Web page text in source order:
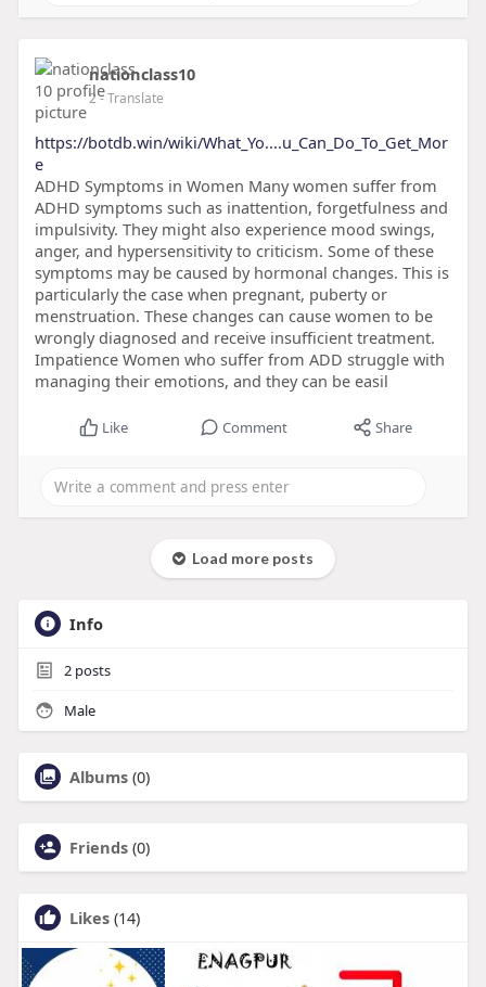
nationclass10
2- Translate
https://botdb.win/wiki/What_Yo....u_Can_Do_To_Get_Mor
e
ADHD Symptoms in Women Many women suffer from
ADHD symptoms such as inattention, forgetfulness and
impulsivity. They might also experience mood swings,
anger, and hypersensitivity to criticism. Some of these
symptoms may be caused by hormonal changes. This is
particularly the case when pregnant, puberty or
menstruation. These changes can cause women to be
wrongly diagnosed and receive insufficient treatment.
Impatience Women who suffer from ADD struggle with
managing their emotions, and they can be easil
Like Comment Share
Load more posts
Info
2posts
Male
Albums (0)
Friends (0)
Likes (14)